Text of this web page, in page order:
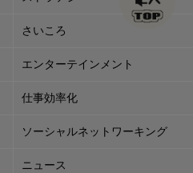
さいころ
エンターテインメント
仕事効率化
ソーシャルネットワーキング
ニュース